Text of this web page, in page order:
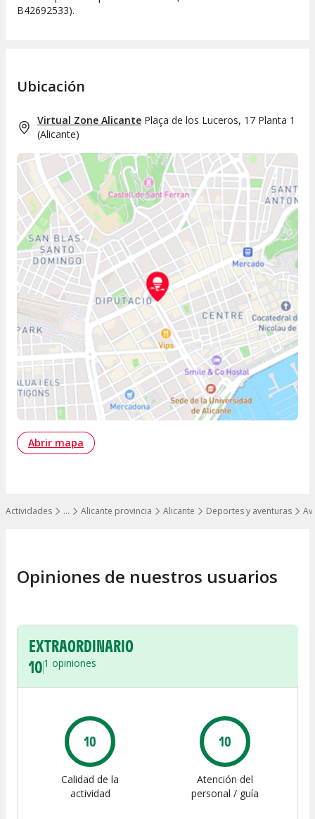
…
Mostrar todos los niveles
Actividades Alicante provincia Alicante Deportes y aventuras
B42692533).
Ubicación
Virtual Zone Alicante Plaça de los Luceros, 17 Planta 1
(Alicante)
Abrir mapa
Opiniones de nuestros usuarios
EXTRAORDINARIO
101 opiniones
10
Calidad de la
actividad
10
Atención del
personal / guía